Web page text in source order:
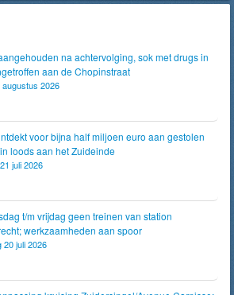
na achtervolging, sok met drugs in
aan de Chopinstraat
2026
voor bijna half miljoen euro aan gestolen
loods aan het Zuideinde
juli 2026
t/m vrijdag geen treinen van station
werkzaamheden aan spoor
20 juli 2026